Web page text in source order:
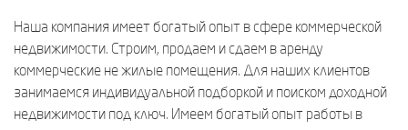
Наша компания имеет богатый опыт в сфере коммерческой
недвижимости. Строим, продаем и сдаем в аренду
коммерческие не жилые помещения. Для наших клиентов
занимаемся индивидуальной подборкой и поиском доходной
недвижимости под ключ. Имеем богатый опыт работы в